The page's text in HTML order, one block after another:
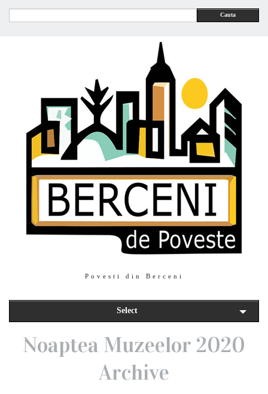
Cauta
Povesti din Berceni
Select
Noaptea Muzeelor 2020
Archive